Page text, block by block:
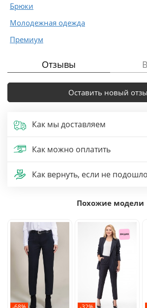
Брюки
Молодежная одежда
Премиум
Отзывы
Оставить новый
Как мы доставляем
Как можно оплатить
Как вернуть, если не подошло
Похожие модели